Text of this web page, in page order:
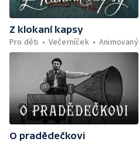
Z klokaní kapsy
Pro děti
Večerníček Animovaný
O pradědečkovi